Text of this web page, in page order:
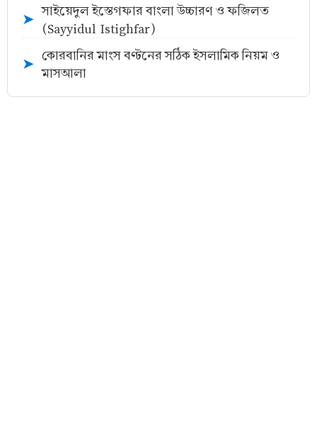
➤
সাইয়েদুল ইস্তেগফার বাংলা উচ্চারণ ও ফজিলত
(Sayyidul Istighfar)
➤
কোরবানির মাংস বণ্টনের সঠিক ইসলামিক নিয়ম ও
মাসআলা